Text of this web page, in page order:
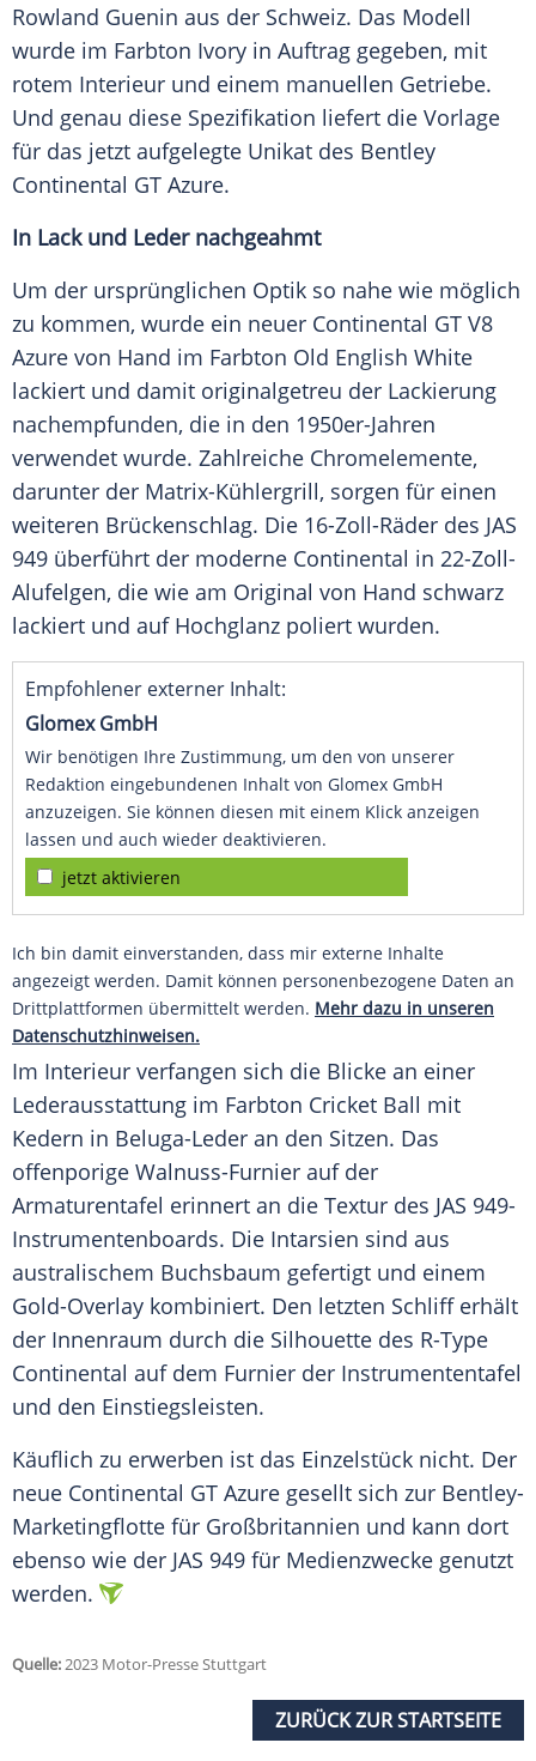
Rowland Guenin aus der Schweiz. Das Modell
wurde im Farbton Ivory in Auftrag gegeben, mit
rotem Interieur und einem manuellen Getriebe.
Und genau diese Spezifikation liefert die Vorlage
für das jetzt aufgelegte Unikat des Bentley
Continental GT Azure.
In Lack und Leder nachgeahmt
Um der ursprünglichen Optik so nahe wie möglich
zu kommen, wurde ein neuer Continental GT V8
Azure von Hand im Farbton Old English White
lackiert und damit originalgetreu der Lackierung
nachempfunden, die in den 1950er-Jahren
verwendet wurde. Zahlreiche Chromelemente,
darunter der Matrix-Kühlergrill, sorgen für einen
weiteren Brückenschlag. Die 16-Zoll-Räder des JAS
949 überführt der moderne Continental in 22-Zoll-
Alufelgen, die wie am Original von Hand schwarz
lackiert und auf Hochglanz poliert wurden.
Empfohlener externer Inhalt:
Glomex GmbH
Wir benötigen Ihre Zustimmung, um den von unserer
Redaktion eingebundenen Inhalt von Glomex GmbH
anzuzeigen. Sie können diesen mit einem Klick anzeigen
lassen und auch wieder deaktivieren.
jetzt aktivieren
Ich bin damit einverstanden, dass mir externe Inhalte
angezeigt werden. Damit können personenbezogene Daten an
Drittplattformen übermittelt werden. Mehr dazu in unseren
Datenschutzhinweisen.
Im Interieur verfangen sich die Blicke an einer
Lederausstattung im Farbton Cricket Ball mit
Kedern in Beluga-Leder an den Sitzen. Das
offenporige Walnuss-Furnier auf der
Armaturentafel erinnert an die Textur des JAS 949-
Instrumentenboards. Die Intarsien sind aus
australischem Buchsbaum gefertigt und einem
Gold-Overlay kombiniert. Den letzten Schliff erhält
der Innenraum durch die Silhouette des R-Type
Continental auf dem Furnier der Instrumententafel
und den Einstiegsleisten.
Käuflich zu erwerben ist das Einzelstück nicht. Der
neue Continental GT Azure gesellt sich zur Bentley-
Marketingflotte für Großbritannien und kann dort
ebenso wie der JAS 949 für Medienzwecke genutzt
werden.
Quelle:2023 Motor-Presse Stuttgart
ZURÜCK ZUR STARTSEITE